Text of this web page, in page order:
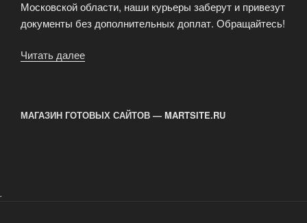
Московской области, наши курьеры заберут и привезут
документы без дополнительных доплат. Обращайтесь!
Читать далее
МАГАЗИН ГОТОВЫХ САЙТОВ — MARTSITE.RU
.